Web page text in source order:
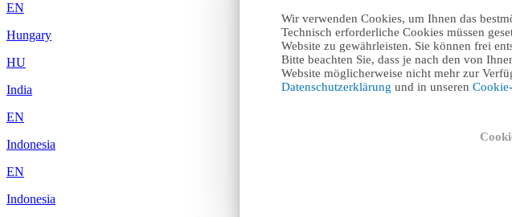
Wir verwenden Cookies, um Ihnen das
Technisch erforderliche Cookies müssen
Website zu gewährleisten. Sie können frei
Bitte beachten Sie, dass je nach den von
Website möglicherweise nicht mehr zur
Datenschutzerklärung und in unseren
EN
Hungary
HU
India
EN
Indonesia
EN
Indonesia